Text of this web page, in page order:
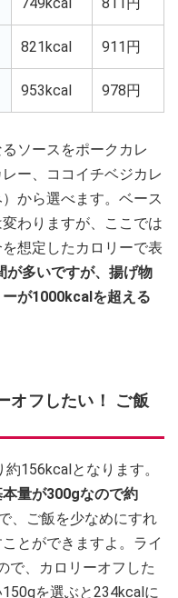
821kcal 911円
953kcal 978円
ソースをポークカレ
ー、ココイチベジカレ
から選べます。ベース
わりますが、ここでは
想定したカロリーで表
が多いですが、揚げ物
が1000kcalを超える
オフしたい！ ご飯
156kcalとなります。
量が300gなので約
、ご飯を少なめにすれ
とができますよ。ライ
で、カロリーオフした
を選ぶと234kcalに